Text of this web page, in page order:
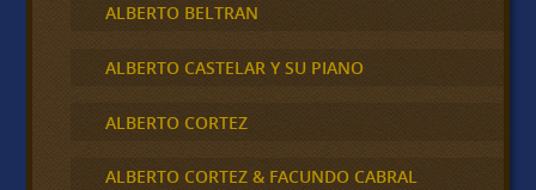
ALBERTO BELTRAN
ALBERTO CASTELAR Y SU PIANO
ALBERTO CORTEZ
ALBERTO CORTEZ & FACUNDO CABRAL